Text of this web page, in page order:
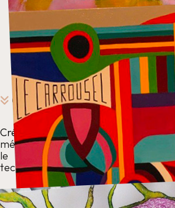
On naît de la terre...
Créer un
personnage en
mélangeant le végétal et l’humain et
le décliner dans différentes
techniques.